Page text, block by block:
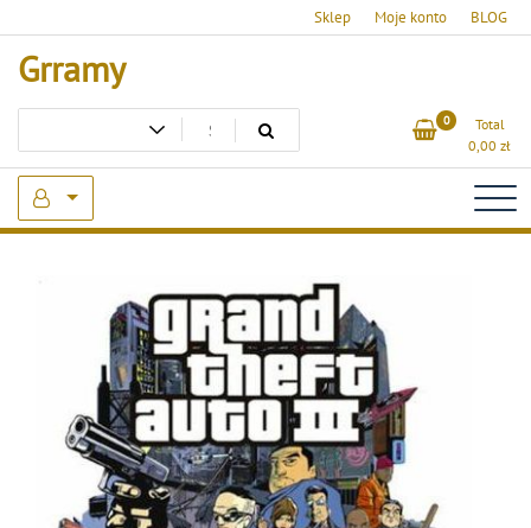
to
content
Sklep Moje konto BLOG
Grramy
0
Total
0,00 zł